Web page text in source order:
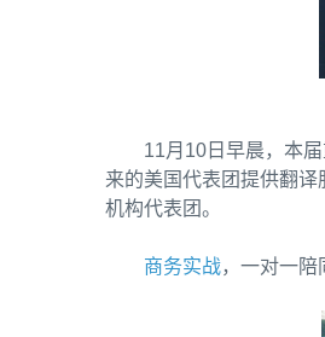
11月10日早晨，本
来的美国代表团提供翻
机构代表团。
商务实战，一对一陪